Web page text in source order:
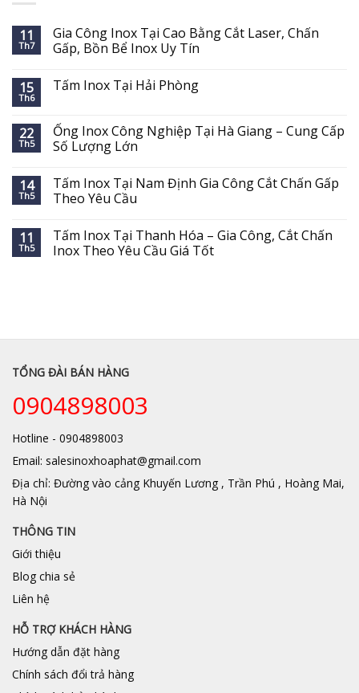
11
Th7
Gia Công Inox Tại Cao Bằng Cắt Laser, Chấn
Gấp, Bồn Bể Inox Uy Tín
15
Th6
Tấm Inox Tại Hải Phòng
22
Th5
Ống Inox Công Nghiệp Tại Hà Giang – Cung Cấp
Số Lượng Lớn
14
Th5
Tấm Inox Tại Nam Định Gia Công Cắt Chấn Gấp
Theo Yêu Cầu
11
Th5
Tấm Inox Tại Thanh Hóa – Gia Công, Cắt Chấn
Inox Theo Yêu Cầu Giá Tốt
TỔNG ĐÀI BÁN HÀNG
0904898003
Hotline - 0904898003
Email: salesinoxhoaphat@gmail.com
Địa chỉ: Đường vào cảng Khuyến Lương , Trần Phú , Hoàng Mai,
Hà Nội
THÔNG TIN
Giới thiệu
Blog chia sẻ
Liên hệ
HỖ TRỢ KHÁCH HÀNG
Hướng dẫn đặt hàng
Chính sách đổi trả hàng